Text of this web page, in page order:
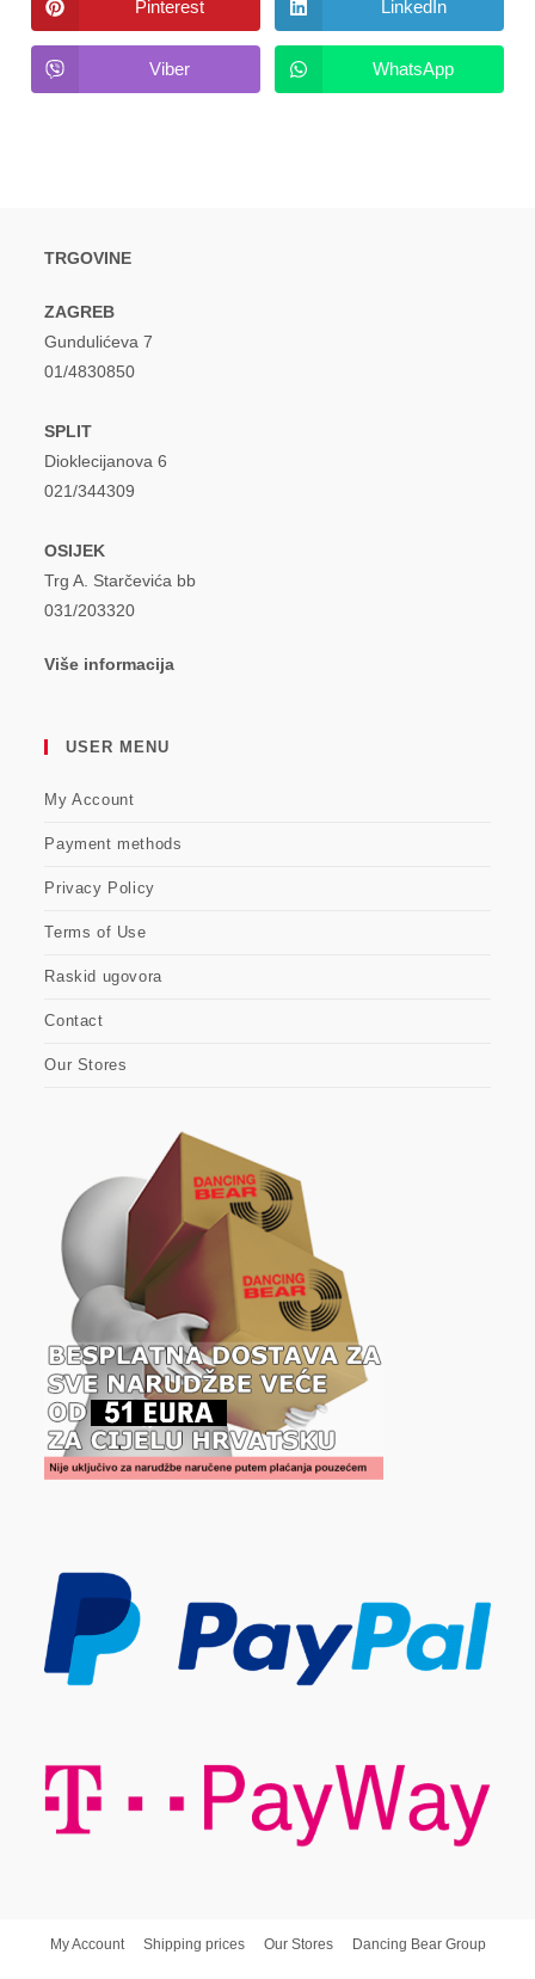
window
window
Opens
in
a
new
window
Pinterest
Opens
in
a
new
window
LinkedIn
Opens
in
Viber
Opens
in
WhatsApp
TRGOVINE
ZAGREB
Gundulićeva 7
01/4830850
SPLIT
Dioklecijanova 6
021/344309
OSIJEK
Trg A. Starčevića bb
031/203320
Više informacija
USER MENU
My Account
Payment methods
Privacy Policy
Terms of Use
Raskid ugovora
Contact
Our Stores
My Account Shipping prices Our Stores Dancing Bear Group